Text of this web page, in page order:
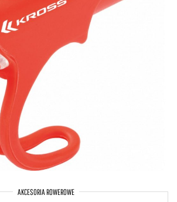
AKCESORIA ROWEROWE